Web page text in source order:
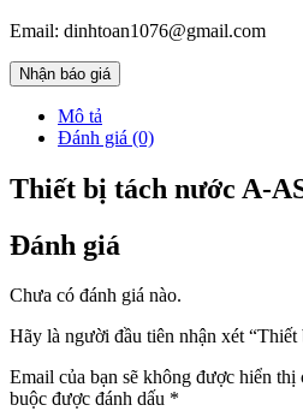
Email: dinhtoan1076@gmail.com
Nhận báo giá
Mô tả
Đánh giá (0)
Thiết bị tách nước A-
Đánh giá
Chưa có đánh giá nào.
Hãy là người đầu tiên nhận xét
Email của bạn sẽ không được hiển thị
buộc được đánh dấu *